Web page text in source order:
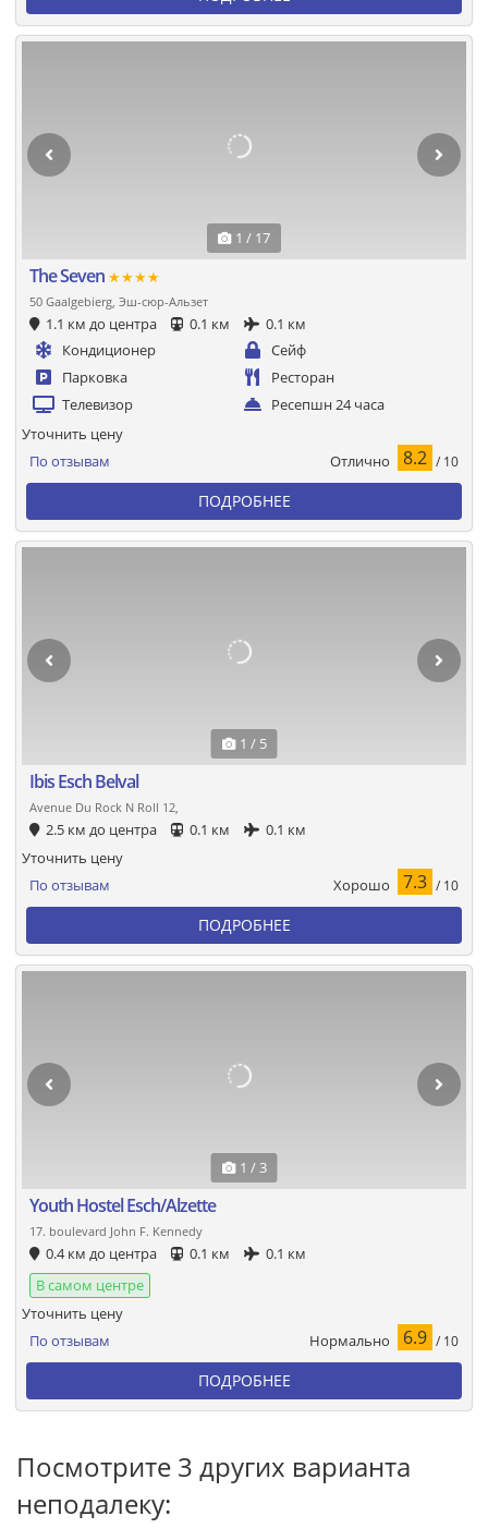
1 / 17
The Seven ★★★★
50 Gaalgebierg, Эш-сюр-Альзет
1.1 км до центра 0.1 км
0.1 км
Кондиционер
Сейф
Парковка
Ресторан
Телевизор
Ресепшн 24 часа
По отзывам Отлично 8.2 / 10
Уточнить цену
ПОДРОБНЕЕ
1 / 5
Ibis Esch Belval
Avenue Du Rock N Roll 12,
2.5 км до центра 0.1 км 0.1 км
По отзывам Хорошо 7.3 / 10
Уточнить цену
ПОДРОБНЕЕ
1 / 3
Youth Hostel Esch/Alzette
17. boulevard John F. Kennedy
0.4 км до центра 0.1 км
0.1 км
В самом центре
По отзывам Нормально 6.9 / 10
Уточнить цену
ПОДРОБНЕЕ
Посмотрите 3 других варианта
неподалеку: